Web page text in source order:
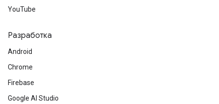
YouTube
Разработка
Android
Chrome
Firebase
Google AI Studio